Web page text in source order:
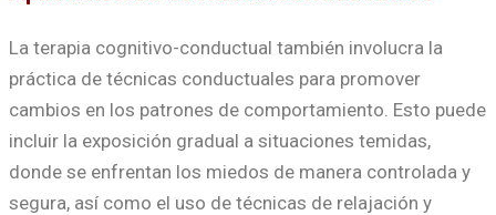
La terapia cognitivo-conductual también involucra la
práctica de técnicas conductuales para promover
cambios en los patrones de comportamiento. Esto puede
incluir la exposición gradual a situaciones temidas,
donde se enfrentan los miedos de manera controlada y
segura, así como el uso de técnicas de relajación y